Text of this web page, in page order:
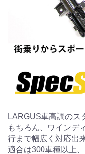
LARGUS車高調のス
もちろん、ワインデ
行まで幅広く対応出
適合は300車種以上